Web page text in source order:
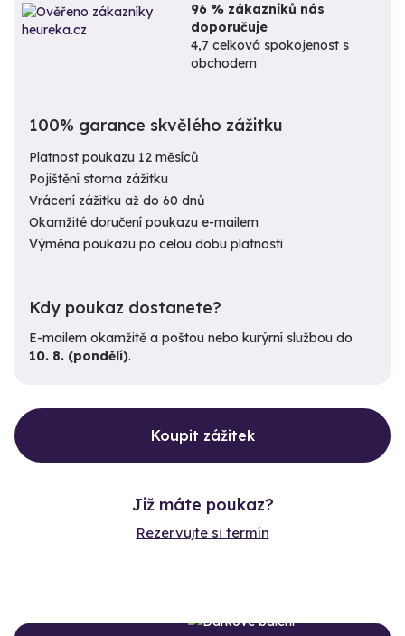
96 % zákazníků nás
doporučuje
4,7 celková spokojenost s
obchodem
100% garance skvělého zážitku
Platnost poukazu 12 měsíců
Pojištění storna zážitku
Vrácení zážitku až do 60 dnů
Okamžité doručení poukazu e-mailem
Výměna poukazu po celou dobu platnosti
Kdy poukaz dostanete?
E-mailem okamžitě a poštou nebo kurýrní službou do
10. 8. (pondělí).
Koupit zážitek
Již máte poukaz?
Rezervujte si termín